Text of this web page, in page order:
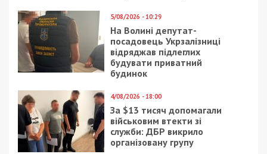
5/08/2026 - 10:29
На Волині депутат-
посадовець Укрзалізниці
відряджав підлеглих
будувати приватний
будинок
4/08/2026 - 18:00
За $13 тисяч допомагали
військовим втекти зі
служби: ДБР викрило
організовану групу